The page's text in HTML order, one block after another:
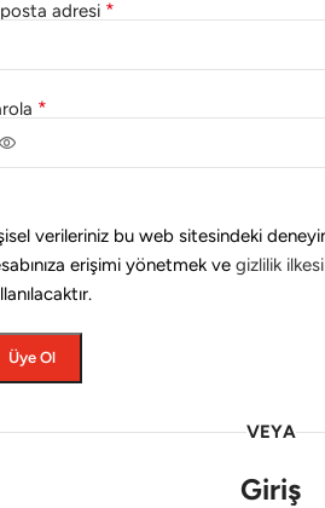
adresi *
*
verileriniz bu web sitesindeki
erişimi yönetmek ve gizlilik ilkesi
Üye Ol
VEYA
Giriş